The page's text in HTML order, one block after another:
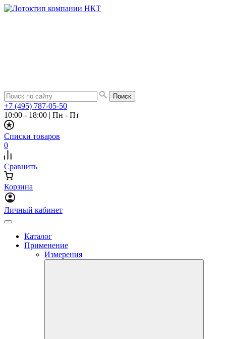
+7 (495) 787-05-50
10:00 - 18:00 | Пн - Пт
Списки товаров
0
Сравнить
Корзина
Личный кабинет
Каталог
Применение
Измерения